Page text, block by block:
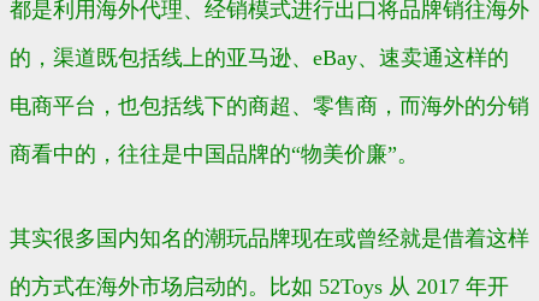
都是利用海外代理、经销模式进行出口将品牌销往海外
的，渠道既包括线上的亚马逊、eBay、速卖通这样的
电商平台，也包括线下的商超、零售商，而海外的分销
商看中的，往往是中国品牌的“物美价廉”。
其实很多国内知名的潮玩品牌现在或曾经就是借着这样
的方式在海外市场启动的。比如 52Toys 从 2017 年开